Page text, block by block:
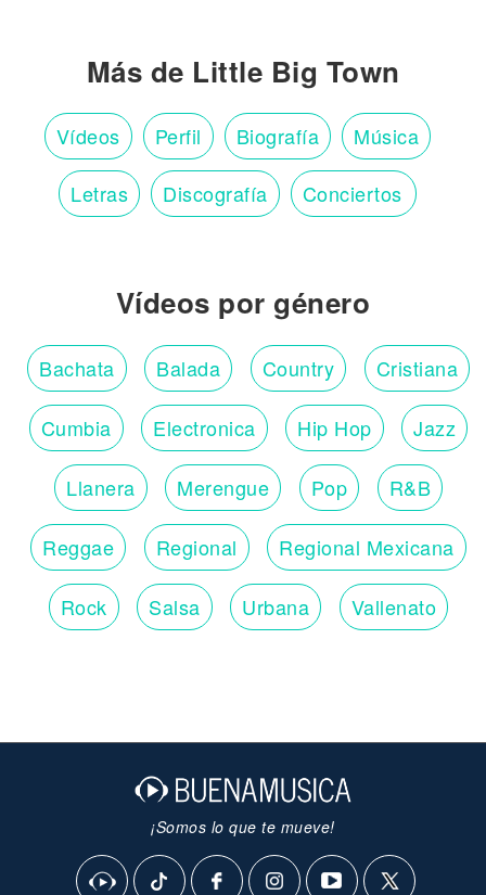
Más de Little Big Town
Vídeos Perfil Biografía Música
Letras Discografía Conciertos
Vídeos por género
Bachata Balada Country Cristiana
Cumbia Electronica Hip Hop Jazz
Llanera Merengue Pop R&B
Reggae Regional Regional Mexicana
Rock Salsa Urbana Vallenato
¡Somos lo que te mueve!